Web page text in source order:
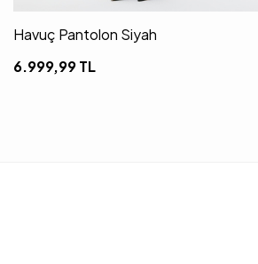
Havuç Pantolon Siyah
6.999,99TL